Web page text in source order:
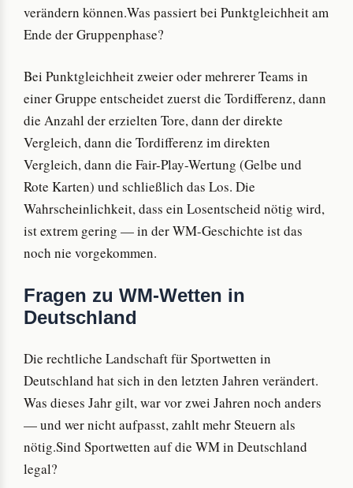
verändern können.Was passiert bei Punktgleichheit am
Ende der Gruppenphase?
Bei Punktgleichheit zweier oder mehrerer Teams in
einer Gruppe entscheidet zuerst die Tordifferenz, dann
die Anzahl der erzielten Tore, dann der direkte
Vergleich, dann die Tordifferenz im direkten
Vergleich, dann die Fair-Play-Wertung (Gelbe und
Rote Karten) und schließlich das Los. Die
Wahrscheinlichkeit, dass ein Losentscheid nötig wird,
ist extrem gering — in der WM-Geschichte ist das
noch nie vorgekommen.
Fragen zu WM-Wetten in
Deutschland
Die rechtliche Landschaft für Sportwetten in
Deutschland hat sich in den letzten Jahren verändert.
Was dieses Jahr gilt, war vor zwei Jahren noch anders
— und wer nicht aufpasst, zahlt mehr Steuern als
nötig.Sind Sportwetten auf die WM in Deutschland
legal?